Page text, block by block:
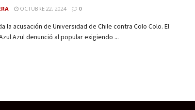
OCTUBRE 22, 2024 0
la acusación de Universidad de Chile contra Colo Colo. El
Azul denunció al popular exigiendo ...